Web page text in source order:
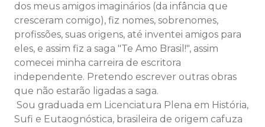
dos meus amigos imaginários (da infância que
cresceram comigo), fiz nomes, sobrenomes,
profissões, suas origens, até inventei amigos para
eles, e assim fiz a saga "Te Amo Brasil!", assim
comecei minha carreira de escritora
independente. Pretendo escrever outras obras
que não estarão ligadas a saga.
Sou graduada em Licenciatura Plena em História,
Sufi e Eutaognóstica, brasileira de origem cafuza